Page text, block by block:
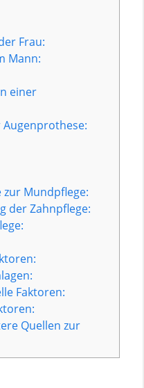
Frau:
Mann:
einer
zur Mundpflege:
der Zahnpflege:
Faktoren:
Quellen zur